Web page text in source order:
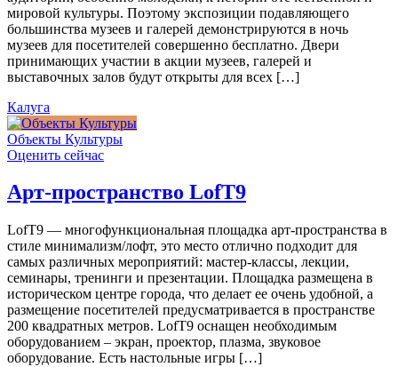
мировой культуры. Поэтому экспозиции подавляющего
большинства музеев и галерей демонстрируются в ночь
музеев для посетителей совершенно бесплатно. Двери
принимающих участии в акции музеев, галерей и
выставочных залов будут открыты для всех […]
Калуга
Объекты Культуры
Оценить сейчас
Арт-пространство LofT9
LofT9 — многофункциональная площадка арт-пространства в
стиле минимализм/лофт, это место отлично подходит для
самых различных мероприятий: мастер-классы, лекции,
семинары, тренинги и презентации. Площадка размещена в
историческом центре города, что делает ее очень удобной, а
размещение посетителей предусматривается в пространстве
200 квадратных метров. LofT9 оснащен необходимым
оборудованием – экран, проектор, плазма, звуковое
оборудование. Есть настольные игры […]